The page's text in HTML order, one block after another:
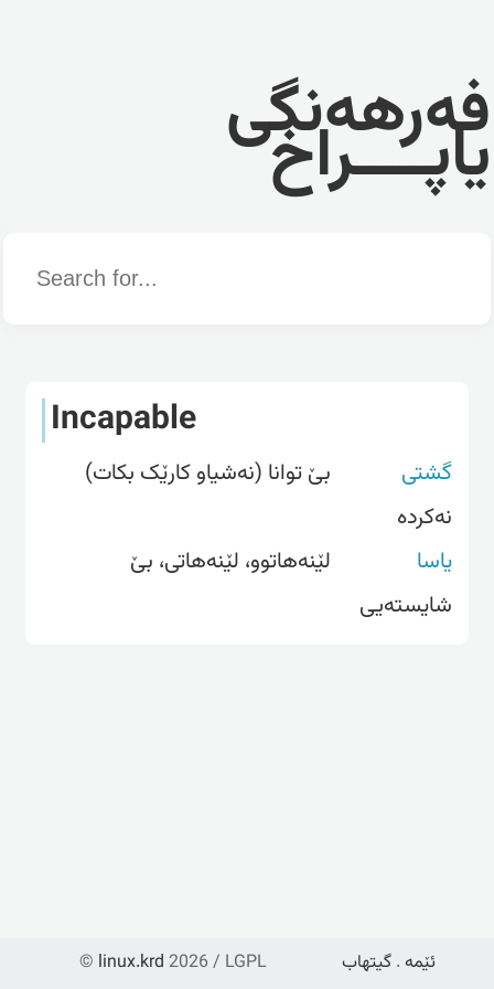
فەرهەنگی
یاپــــراخ
Word
Incapable
گشتی
بێ توانا (نەشیاو کارێک بکات)
نەکردە
یاسا
لێنەهاتوو، لێنەهاتی، بێ
شایستەیی
© linux.krd 2026 / LGPL ئێمە . گیتهاب